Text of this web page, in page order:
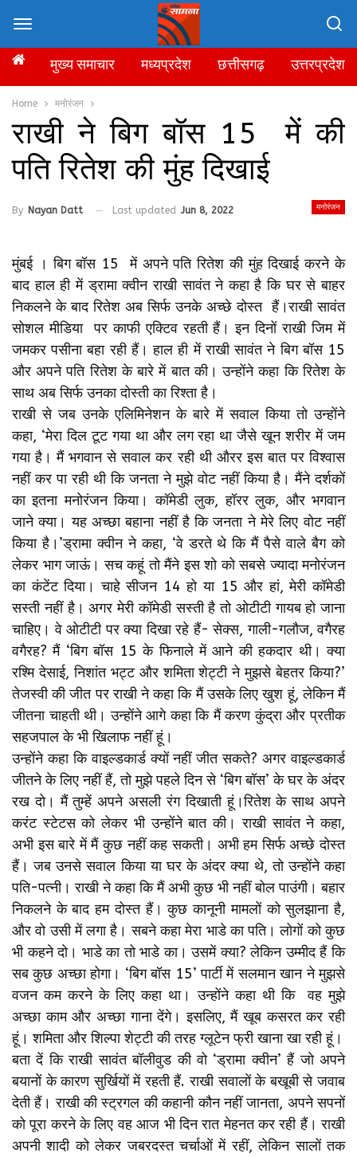
Home मनोरंजन
राखी ने बिग बॉस 15 में की
पति रितेश की मुंह दिखाई
मनोरंजन
By Nayan Datt Last updated Jun 8, 2022
मुंबई । बिग बॉस 15 में अपने पति रितेश की मुंह दिखाई करने के
बाद हाल ही में ड्रामा क्वीन राखी सावंत ने कहा है कि घर से बाहर
निकलने के बाद रितेश अब सिर्फ उनके अच्छे दोस्त हैं।राखी सावंत
सोशल मीडिया पर काफी एक्टिव रहती हैं। इन दिनों राखी जिम में
जमकर पसीना बहा रही हैं। हाल ही में राखी सावंत ने बिग बॉस 15
और अपने पति रितेश के बारे में बात की। उन्होंने कहा कि रितेश के
साथ अब सिर्फ उनका दोस्ती का रिश्ता है।
राखी से जब उनके एलिमिनेशन के बारे में सवाल किया तो उन्होंने
कहा, ‘मेरा दिल टूट गया था और लग रहा था जैसे खून शरीर में जम
गया है। मैं भगवान से सवाल कर रही थी औरर इस बात पर विश्वास
नहीं कर पा रही थी कि जनता ने मुझे वोट नहीं किया है। मैंने दर्शकों
का इतना मनोरंजन किया। कॉमेडी लुक, हॉरर लुक, और भगवान
जाने क्या। यह अच्छा बहाना नहीं है कि जनता ने मेरे लिए वोट नहीं
किया है।’ड्रामा क्वीन ने कहा, ‘वे डरते थे कि मैं पैसे वाले बैग को
लेकर भाग जाऊं। सच कहूं तो मैंने इस शो को सबसे ज्यादा मनोरंजन
का कंटेंट दिया। चाहे सीजन 14 हो या 15 और हां, मेरी कॉमेडी
सस्ती नहीं है। अगर मेरी कॉमेडी सस्ती है तो ओटीटी गायब हो जाना
चाहिए। वे ओटीटी पर क्या दिखा रहे हैं- सेक्स, गाली-गलौज, वगैरह
वगैरह? मैं ‘बिग बॉस 15 के फिनाले में आने की हकदार थी। क्या
रश्मि देसाई, निशांत भट्ट और शमिता शेट्टी ने मुझसे बेहतर किया?’
तेजस्वी की जीत पर राखी ने कहा कि मैं उसके लिए खुश हूं, लेकिन मैं
जीतना चाहती थी। उन्होंने आगे कहा कि मैं करण कुंद्रा और प्रतीक
सहजपाल के भी खिलाफ नहीं हूं।
उन्होंने कहा कि वाइल्डकार्ड क्यों नहीं जीत सकते? अगर वाइल्डकार्ड
जीतने के लिए नहीं हैं, तो मुझे पहले दिन से ‘बिग बॉस’ के घर के अंदर
रख दो। मैं तुम्हें अपने असली रंग दिखाती हूं।रितेश के साथ अपने
करंट स्टेटस को लेकर भी उन्होंने बात की। राखी सावंत ने कहा,
अभी इस बारे में मैं कुछ नहीं कह सकती। अभी हम सिर्फ अच्छे दोस्त
हैं। जब उनसे सवाल किया या घर के अंदर क्या थे, तो उन्होंने कहा
पति-पत्नी। राखी ने कहा कि मैं अभी कुछ भी नहीं बोल पाउंगी। बहार
निकलने के बाद हम दोस्त हैं। कुछ कानूनी मामलों को सुलझाना है,
और वो उसी में लगा है। सबने कहा मेरा भाडे का पति। लोगों को कुछ
भी कहने दो। भाडे का तो भाडे का। उसमें क्या? लेकिन उम्मीद हैं कि
सब कुछ अच्छा होगा। ‘बिग बॉस 15’ पार्टी में सलमान खान ने मुझसे
वजन कम करने के लिए कहा था। उन्होंने कहा थी कि वह मुझे
अच्छा काम और अच्छा गाना देंगे। इसलिए, मैं खूब कसरत कर रही
हूं। शमिता और शिल्पा शेट्टी की तरह ग्लूटेन फ्री खाना खा रही हूं।
बता दें कि राखी सावंत बॉलीवुड की वो ‘ड्रामा क्वीन’ हैं जो अपने
बयानों के कारण सुर्खियों में रहती हैं. राखी सवालों के बखूबी से जवाब
देती हैं। राखी की स्ट्रगल की कहानी कौन नहीं जानता, अपने सपनों
को पूरा करने के लिए वह आज भी दिन रात मेहनत कर रही हैं। राखी
अपनी शादी को लेकर जबरदस्त चर्चाओं में रहीं, लेकिन सालों तक
मुख्य समाचार मध्यप्रदेश छत्तीसगढ़ उत्तरप्रदेश